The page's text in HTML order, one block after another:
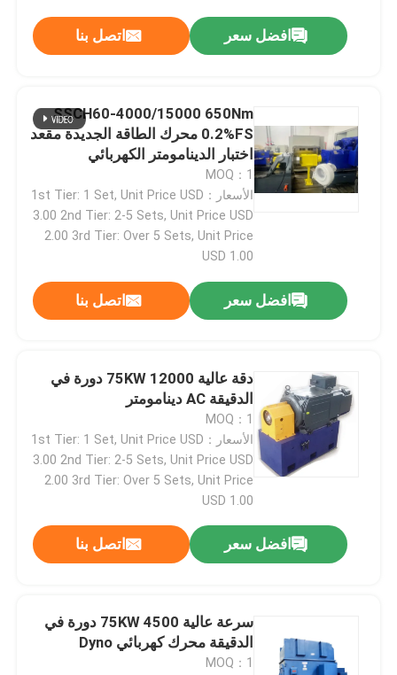
المنتجات
جولة في المصنع
مراقبة الجودة
اتصل بنا
افضل سعر اتصل بنا
SSCH60-4000/15000 650Nm
0.2%FS محرك الطاقة الجديدة مقعد
اختبار الدينامومتر الكهربائي
MOQ：1
الأسعار：1st Tier: 1 Set, Unit Price USD
3.00 2nd Tier: 2-5 Sets, Unit Price USD
2.00 3rd Tier: Over 5 Sets, Unit Price
USD 1.00
افضل سعر اتصل بنا
دقة عالية 75KW 12000 دورة في
الدقيقة AC دينامومتر
MOQ：1
الأسعار：1st Tier: 1 Set, Unit Price USD
3.00 2nd Tier: 2-5 Sets, Unit Price USD
2.00 3rd Tier: Over 5 Sets, Unit Price
USD 1.00
افضل سعر اتصل بنا
سرعة عالية 75KW 4500 دورة في
الدقيقة محرك كهربائي Dyno
MOQ：1